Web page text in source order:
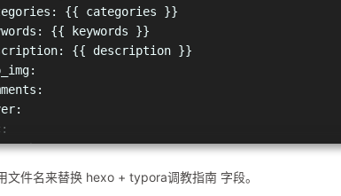
{{ categories }}
{{ keywords }}
{{ description }}
_img:
number:
文件名来替换 hexo + typora调教指南 字段。